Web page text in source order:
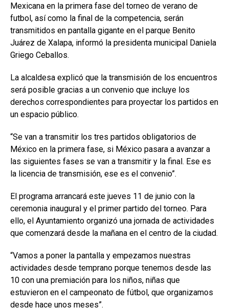
Mexicana en la primera fase del torneo de verano de
futbol, así como la final de la competencia, serán
transmitidos en pantalla gigante en el parque Benito
Juárez de Xalapa, informó la presidenta municipal Daniela
Griego Ceballos.
La alcaldesa explicó que la transmisión de los encuentros
será posible gracias a un convenio que incluye los
derechos correspondientes para proyectar los partidos en
un espacio público.
“Se van a transmitir los tres partidos obligatorios de
México en la primera fase, si México pasara a avanzar a
las siguientes fases se van a transmitir y la final. Ese es
la licencia de transmisión, ese es el convenio”.
El programa arrancará este jueves 11 de junio con la
ceremonia inaugural y el primer partido del torneo. Para
ello, el Ayuntamiento organizó una jornada de actividades
que comenzará desde la mañana en el centro de la ciudad.
“Vamos a poner la pantalla y empezamos nuestras
actividades desde temprano porque tenemos desde las
10 con una premiación para los niños, niñas que
estuvieron en el campeonato de fútbol, que organizamos
desde hace unos meses”.